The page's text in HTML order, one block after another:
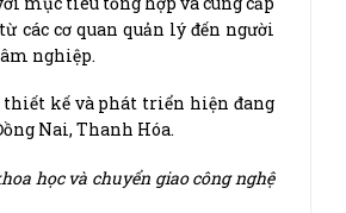
các cơ quan quản lý đến người
nghiệp.
thiết kế và phát triển hiện đang
Nai, Thanh Hóa.
học và chuyển giao công nghệ